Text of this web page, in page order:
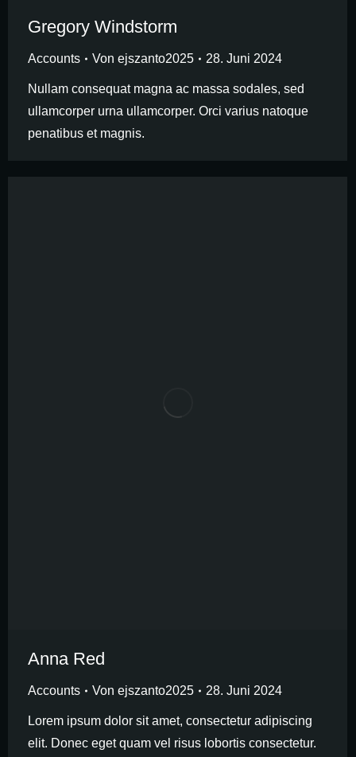
Gregory Windstorm
Accounts Von ejszanto2025 28. Juni 2024
Nullam consequat magna ac massa sodales, sed
ullamcorper urna ullamcorper. Orci varius natoque
penatibus et magnis.
Anna Red
Accounts Von ejszanto2025 28. Juni 2024
Lorem ipsum dolor sit amet, consectetur adipiscing
elit. Donec eget quam vel risus lobortis consectetur.